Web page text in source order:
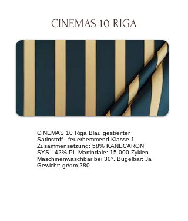
CINEMAS 10 RIGA
CINEMAS 10 Riga Blau gestreifter
Satinstoff - feuerhemmend Klasse 1
Zusammensetzung: 58% KANECARON
SYS - 42% PL Martindale: 15.000 Zyklen
Maschinenwaschbar bei 30°. Bügelbar: Ja
Gewicht: gr/qm 280